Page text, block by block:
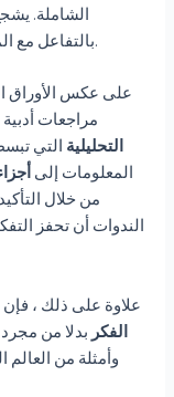
الشاملة.
بالتفاعل مع المفاهيم دون أن تطغى عليهم البيانات المعقدة.
على عكس الأوراق
مراجعات
التحليلية التي
المعلومات إلى
من خلال
الندوات أن تحفز
علاوة على ذلك ،
الفكر بدلا من
وأمثلة من